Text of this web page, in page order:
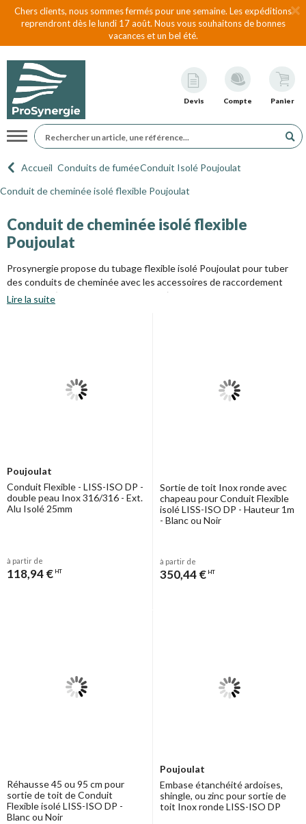
Chers clients, nous sommes fermés pour une semaine. Les expéditions
reprendront dès le lundi 17 août. Nous vous souhaitons de bonnes
vacances et un bel été.
Devis Compte Panier
Navigation
Accueil Conduits de fuméeConduit Isolé Poujoulat
Conduit de cheminée isolé flexible Poujoulat
Conduit de cheminée isolé flexible
Poujoulat
Prosynergie propose du tubage flexible isolé Poujoulat pour tuber
des conduits de cheminée avec les accessoires de raccordement
aux poêles ( à bois, granules, autres, ...).
Lire la suite
Poujoulat
Conduit Flexible - LISS-ISO DP -
double peau Inox 316/316 - Ext.
Alu Isolé 25mm
à partir de
118,94 € HT
Sortie de toit Inox ronde avec
chapeau pour Conduit Flexible
isolé LISS-ISO DP - Hauteur 1m
- Blanc ou Noir
à partir de
350,44 € HT
Réhausse 45 ou 95 cm pour
sortie de toit de Conduit
Flexible isolé LISS-ISO DP -
Blanc ou Noir
Poujoulat
Embase étanchéité ardoises,
shingle, ou zinc pour sortie de
toit Inox ronde LISS-ISO DP